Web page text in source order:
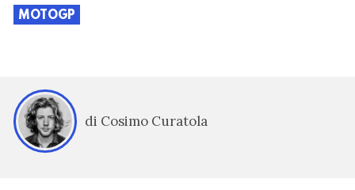
MOTOGP
di Cosimo Curatola